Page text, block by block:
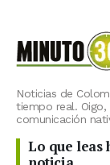
Noticias de
tiempo real.
comunicación
Lo que leas